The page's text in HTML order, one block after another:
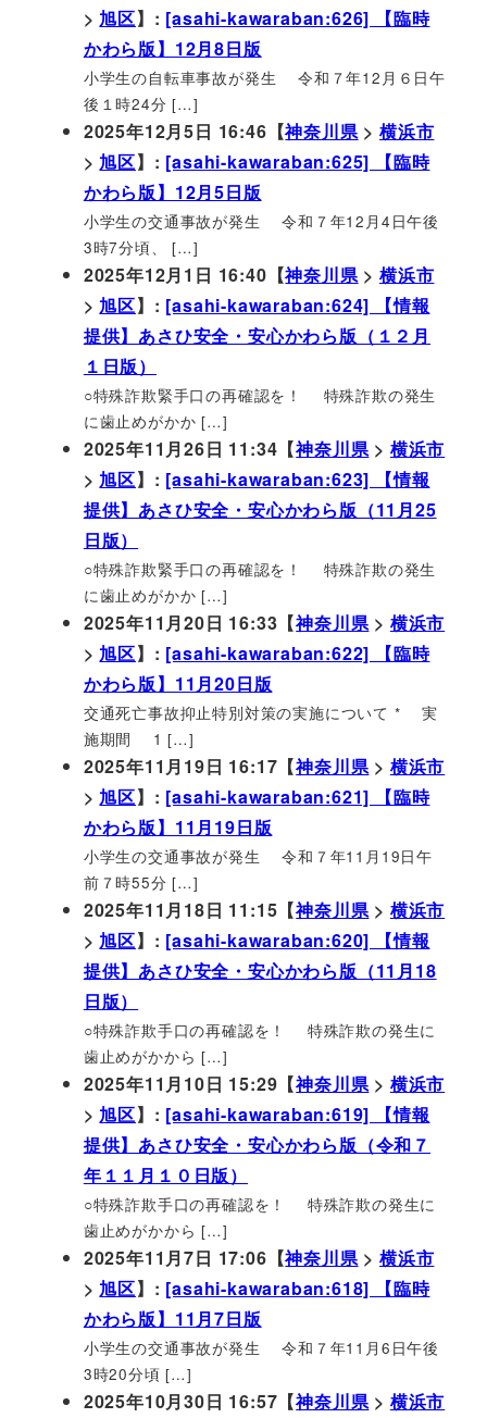
> 旭区】: [asahi-kawaraban:626] 【臨時
かわら版】12月8日版
小学生の自転車事故が発生 令和７年12月６日午
後１時24分 […]
2025年12月5日 16:46【神奈川県>横浜市
> 旭区】: [asahi-kawaraban:625] 【臨時
かわら版】12月5日版
小学生の交通事故が発生 令和７年12月4日午後
3時7分頃、 […]
2025年12月1日 16:40【神奈川県>横浜市
> 旭区】: [asahi-kawaraban:624] 【情報
提供】あさひ安全・安心かわら版（１２月
１日版）
○特殊詐欺緊手口の再確認を！ 特殊詐欺の発生
に歯止めがかか […]
2025年11月26日 11:34【神奈川県> 横浜市
> 旭区】: [asahi-kawaraban:623] 【情報
提供】あさひ安全・安心かわら版（11月25
日版）
○特殊詐欺緊手口の再確認を！ 特殊詐欺の発生
に歯止めがかか […]
2025年11月20日 16:33【神奈川県> 横浜市
> 旭区】: [asahi-kawaraban:622] 【臨時
かわら版】11月20日版
交通死亡事故抑止特別対策の実施について * 実
施期間 1 […]
2025年11月19日 16:17【神奈川県> 横浜市
> 旭区】: [asahi-kawaraban:621] 【臨時
かわら版】11月19日版
小学生の交通事故が発生 令和７年11月19日午
前７時55分 […]
2025年11月18日 11:15【神奈川県> 横浜市
> 旭区】: [asahi-kawaraban:620] 【情報
提供】あさひ安全・安心かわら版（11月18
日版）
○特殊詐欺手口の再確認を！ 特殊詐欺の発生に
歯止めがかから […]
2025年11月10日 15:29【神奈川県> 横浜市
> 旭区】: [asahi-kawaraban:619] 【情報
提供】あさひ安全・安心かわら版（令和７
年１１月１０日版）
○特殊詐欺手口の再確認を！ 特殊詐欺の発生に
歯止めがかから […]
2025年11月7日 17:06【神奈川県>横浜市
> 旭区】: [asahi-kawaraban:618] 【臨時
かわら版】11月7日版
小学生の交通事故が発生 令和７年11月6日午後
3時20分頃 […]
2025年10月30日 16:57【神奈川県> 横浜市